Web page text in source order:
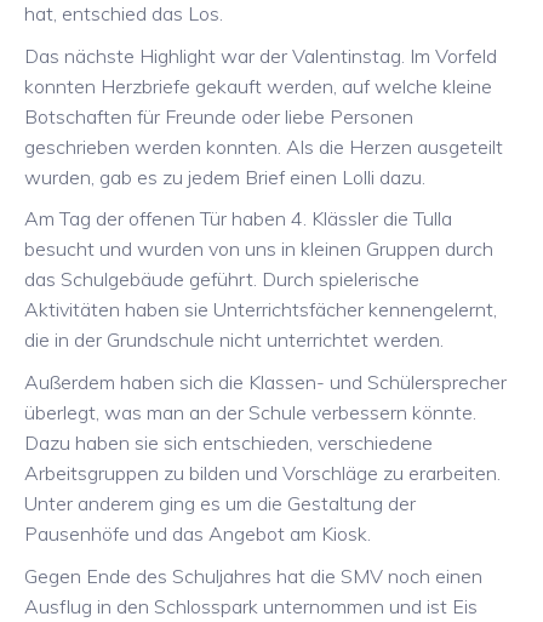
hat, entschied das Los.
Das nächste Highlight war der Valentinstag. Im Vorfeld
konnten Herzbriefe gekauft werden, auf welche kleine
Botschaften für Freunde oder liebe Personen
geschrieben werden konnten. Als die Herzen ausgeteilt
wurden, gab es zu jedem Brief einen Lolli dazu.
Am Tag der offenen Tür haben 4. Klässler die Tulla
besucht und wurden von uns in kleinen Gruppen durch
das Schulgebäude geführt. Durch spielerische
Aktivitäten haben sie Unterrichtsfächer kennengelernt,
die in der Grundschule nicht unterrichtet werden.
Außerdem haben sich die Klassen- und Schülersprecher
überlegt, was man an der Schule verbessern könnte.
Dazu haben sie sich entschieden, verschiedene
Arbeitsgruppen zu bilden und Vorschläge zu erarbeiten.
Unter anderem ging es um die Gestaltung der
Pausenhöfe und das Angebot am Kiosk.
Gegen Ende des Schuljahres hat die SMV noch einen
Ausflug in den Schlosspark unternommen und ist Eis